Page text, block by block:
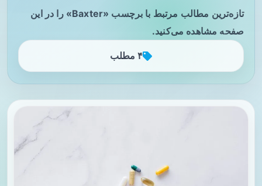
تازه‌ترین مطالب مرتبط با برچسب «Baxter» را در این
صفحه مشاهده می‌کنید.
۴ مطلب